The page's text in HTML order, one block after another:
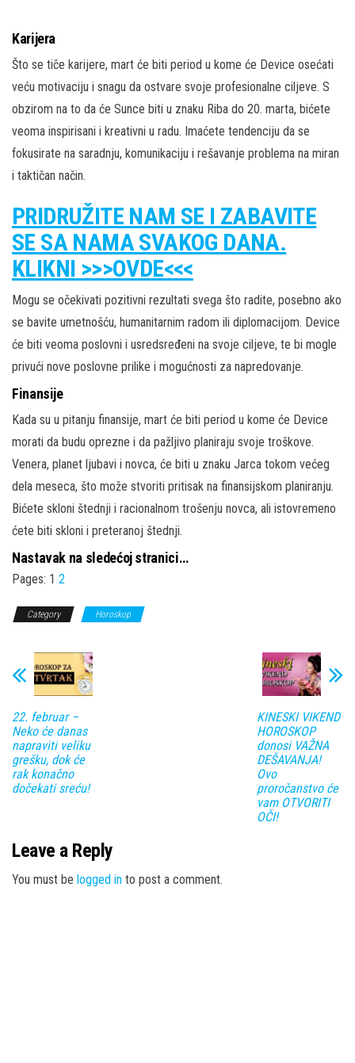
Karijera
Što se tiče karijere, mart će biti period u kome će Device osećati
veću motivaciju i snagu da ostvare svoje profesionalne ciljeve. S
obzirom na to da će Sunce biti u znaku Riba do 20. marta, bićete
veoma inspirisani i kreativni u radu. Imaćete tendenciju da se
fokusirate na saradnju, komunikaciju i rešavanje problema na miran
i taktičan način.
PRIDRUŽITE NAM SE I ZABAVITE
SE SA NAMA SVAKOG DANA.
KLIKNI >>>OVDE<<<
Mogu se očekivati pozitivni rezultati svega što radite, posebno ako
se bavite umetnošću, humanitarnim radom ili diplomacijom. Device
će biti veoma poslovni i usredsređeni na svoje ciljeve, te bi mogle
privući nove poslovne prilike i mogućnosti za napredovanje.
Finansije
Kada su u pitanju finansije, mart će biti period u kome će Device
morati da budu oprezne i da pažljivo planiraju svoje troškove.
Venera, planet ljubavi i novca, će biti u znaku Jarca tokom većeg
dela meseca, što može stvoriti pritisak na finansijskom planiranju.
Bićete skloni štednji i racionalnom trošenju novca, ali istovremeno
ćete biti skloni i preteranoj štednji.
Nastavak na sledećoj stranici…
Pages: 1 2
Category Horoskop
22. februar –
Neko će danas
napraviti veliku
grešku, dok će
rak konačno
dočekati sreću!
KINESKI VIKEND
HOROSKOP
donosi VAŽNA
DEŠAVANJA!
Ovo
proročanstvo će
vam OTVORITI
OČI!
Leave a Reply
You must be logged in to post a comment.